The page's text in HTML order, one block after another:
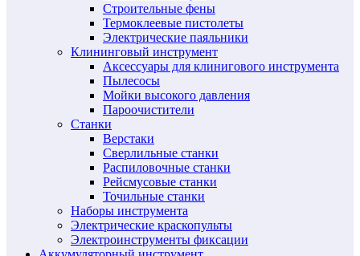
Строительные фены
Термоклеевые пистолеты
Электрические паяльники
Клининговый инструмент
Аксессуары для клинигового инструмента
Пылесосы
Мойки высокого давления
Пароочистители
Станки
Верстаки
Сверлильные станки
Распиловочные станки
Рейсмусовые станки
Точильные станки
Наборы инструмента
Электрические краскопульты
Электроинструменты фиксации